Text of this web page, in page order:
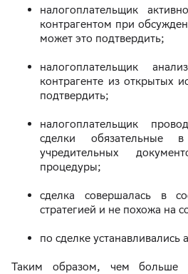
налогоплательщик
контрагентом при
может это подтвердить;
налогоплательщик
контрагенте из открытых
подтвердить;
налогоплательщик
сделки обязательные
учредительных
процедуры;
сделка совершалась в
стратегией и не похожа на
по сделке устанавливались
Таким образом, чем больше